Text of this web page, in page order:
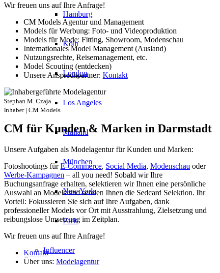
Hamburg
Köln
London
Los Angeles
Mailand
München
New York
Paris
Influencer
Wir freuen uns auf Ihre Anfrage!
CM Models Agentur und Management
Models für Werbung: Foto- und Videoproduktion
Models für Mode: Fitting, Showroom, Modenschau
Internationales Model Management (Ausland)
Nutzungsrechte, Reisemanagement, etc.
Model Scouting (entdecken)
Unsere Ansprechpartner: Kontakt
Stephan M. Czaja
Inhaber | CM Models
CM für Kunden & Marken in Darmstadt
Unsere Aufgaben als Modelagentur für Kunden und Marken:
Fotoshootings fürE-Commerce, Social Media, Modenschau oder
Werbe-Kampagnen – all you need! Sobald wir Ihre
Buchungsanfrage erhalten, selektieren wir Ihnen eine persönliche
Auswahl an Models und senden Ihnen die Sedcard Selektion. Ihr
Vorteil: Fokussieren Sie sich auf Ihre Aufgaben, dank
professioneller Models vor Ort mit Ausstrahlung, Zielsetzung und
reibungslose Umsetzung im Zeitplan.
Wir freuen uns auf Ihre Anfrage!
Kontakt
Über uns: Modelagentur